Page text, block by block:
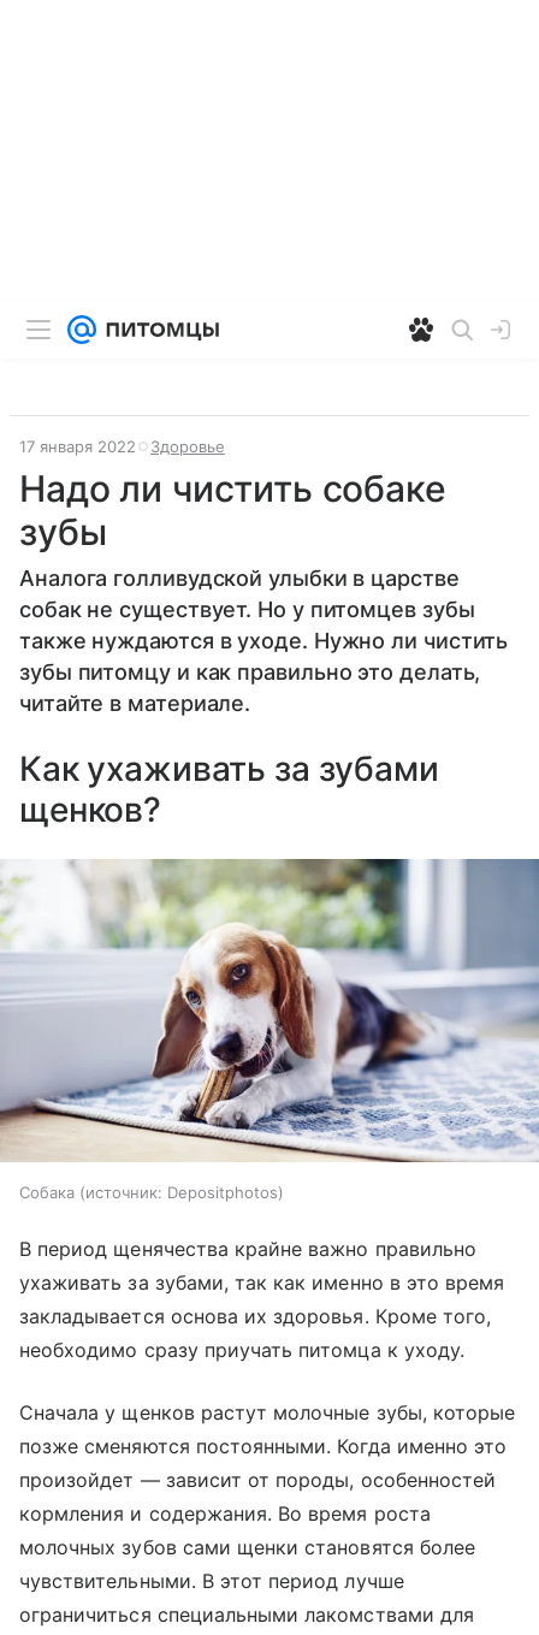
17 января 2022 Здоровье
Надо ли чистить собаке
зубы
Аналога голливудской улыбки в царстве
собак не существует. Но у питомцев зубы
также нуждаются в уходе. Нужно ли чистить
зубы питомцу и как правильно это делать,
читайте в материале.
Как ухаживать за зубами
щенков?
Собака источник: Depositphotos
В период щенячества крайне важно правильно
ухаживать за зубами, так как именно в это время
закладывается основа их здоровья. Кроме того,
необходимо сразу приучать питомца к уходу.
Сначала у щенков растут молочные зубы, которые
позже сменяются постоянными. Когда именно это
произойдет — зависит от породы, особенностей
кормления и содержания. Во время роста
молочных зубов сами щенки становятся более
чувствительными. В этот период лучше
ограничиться специальными лакомствами для